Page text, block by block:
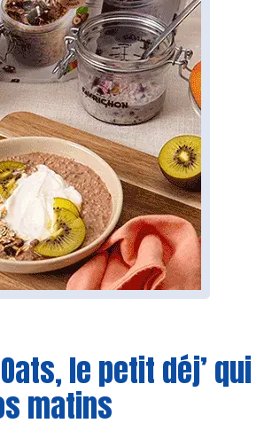
le petit déj’ qui
matins